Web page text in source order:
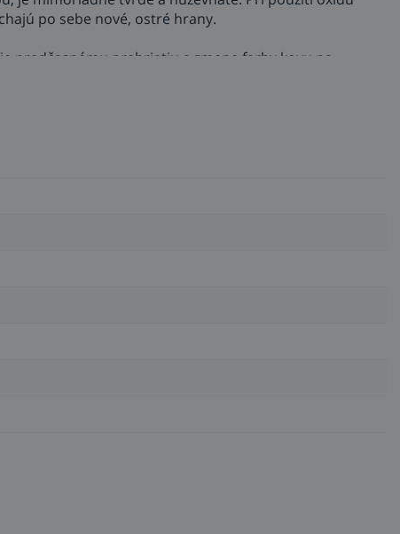
po sebe nové, ostré hrany.
predčasnému prehriatiu a zmene farby kovu na
alebo obrusovanie kontúr. Tvrdá podložka sa používa